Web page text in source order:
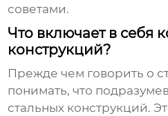
советами.
Что включает в себя
конструкций?
Прежде чем говорить о
понимать, что
стальных конструкций.